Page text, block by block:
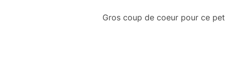
Gros coup de coeur pour ce